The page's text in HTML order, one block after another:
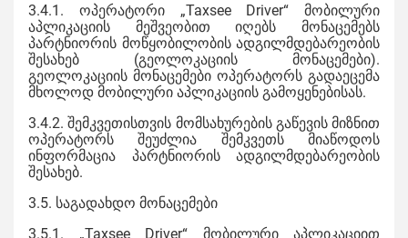
3.4.1. ოპერატორი „Taxsee Driver“ მობილური
აპლიკაციის მეშვეობით იღებს მონაცემებს
პარტნიორის მოწყობილობის ადგილმდებარეობის
შესახებ (გეოლოკაციის მონაცემები).
გეოლოკაციის მონაცემები ოპერატორს გადაეცემა
მხოლოდ მობილური აპლიკაციის გამოყენებისას.
3.4.2. შემკვეთისთვის მომსახურების გაწევის მიზნით
ოპერატორს შეუძლია შემკვეთს მიაწოდოს
ინფორმაცია პარტნიორის ადგილმდებარეობის
შესახებ.
3.5. საგადახდო მონაცემები
3.5.1. „Taxsee Driver“ მობილური აპლიკაციით